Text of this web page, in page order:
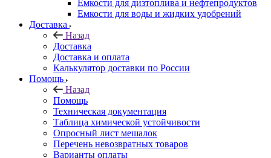
Емкости для дизтоплива и нефтепродуктов
Емкости для воды и жидких удобрений
Доставка
Назад
Доставка
Доставка и оплата
Калькулятор доставки по России
Помощь
Назад
Помощь
Техническая документация
Таблица химической устойчивости
Опросный лист мешалок
Перечень невозвратных товаров
Варианты оплаты